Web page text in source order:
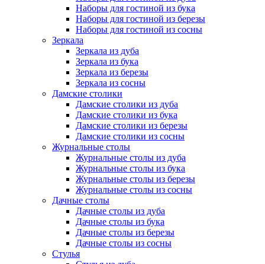
Наборы для гостиной из бука
Наборы для гостиной из березы
Наборы для гостиной из сосны
Зеркала
Зеркала из дуба
Зеркала из бука
Зеркала из березы
Зеркала из сосны
Дамские столики
Дамские столики из дуба
Дамские столики из бука
Дамские столики из березы
Дамские столики из сосны
Журнальные столы
Журнальные столы из дуба
Журнальные столы из бука
Журнальные столы из березы
Журнальные столы из сосны
Дачные столы
Дачные столы из дуба
Дачные столы из бука
Дачные столы из березы
Дачные столы из сосны
Стулья